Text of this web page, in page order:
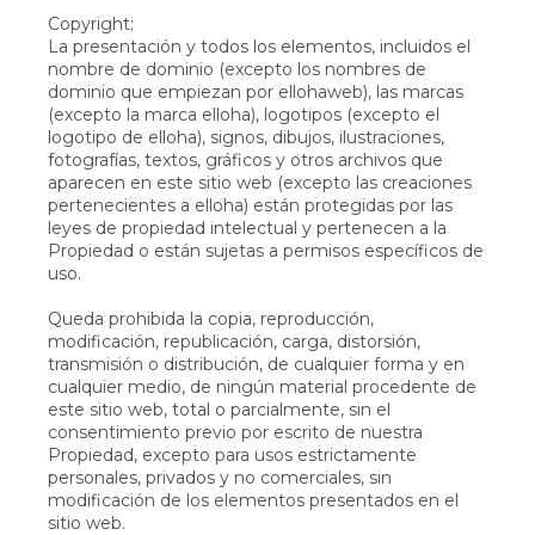
Copyright:
La presentación y todos los elementos, incluidos el
nombre de dominio (excepto los nombres de
dominio que empiezan por ellohaweb), las marcas
(excepto la marca elloha), logotipos (excepto el
logotipo de elloha), signos, dibujos, ilustraciones,
fotografías, textos, gráficos y otros archivos que
aparecen en este sitio web (excepto las creaciones
pertenecientes a elloha) están protegidas por las
leyes de propiedad intelectual y pertenecen a la
Propiedad o están sujetas a permisos específicos de
uso.
Queda prohibida la copia, reproducción,
modificación, republicación, carga, distorsión,
transmisión o distribución, de cualquier forma y en
cualquier medio, de ningún material procedente de
este sitio web, total o parcialmente, sin el
consentimiento previo por escrito de nuestra
Propiedad, excepto para usos estrictamente
personales, privados y no comerciales, sin
modificación de los elementos presentados en el
sitio web.